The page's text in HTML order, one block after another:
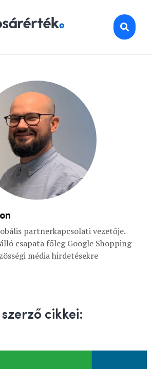
partnerkapcsolati vezetője.
csapata főleg Google Shopping
média hirdetésekre
cikkei: